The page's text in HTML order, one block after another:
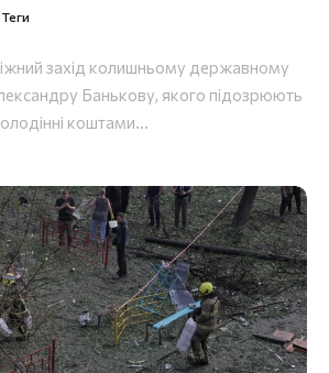
Теги
захід колишньому державному
Банькову, якого підозрюють
коштами...